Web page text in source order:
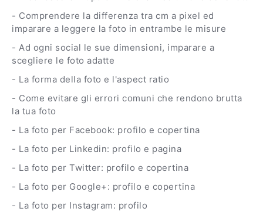
- Comprendere la differenza tra cm a pixel ed
imparare a leggere la foto in entrambe le misure
- Ad ogni social le sue dimensioni, imparare a
scegliere le foto adatte
- La forma della foto e l'aspect ratio
- Come evitare gli errori comuni che rendono brutta
la tua foto
- La foto per Facebook: profilo e copertina
- La foto per Linkedin: profilo e pagina
- La foto per Twitter: profilo e copertina
- La foto per Google+: profilo e copertina
- La foto per Instagram: profilo